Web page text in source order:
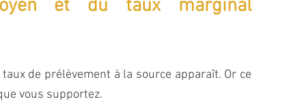
et du taux marginal
de prélèvement à la source apparaît. Or ce
vous supportez.